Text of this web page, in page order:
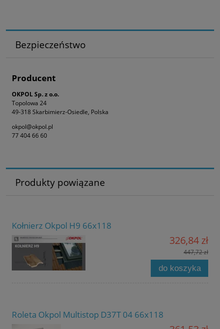
Bezpieczeństwo
Producent
OKPOL Sp. z o.o.
Topolowa 24
49-318 Skarbimierz-Osiedle, Polska
okpol@okpol.pl
77 404 66 60
Produkty powiązane
Kołnierz Okpol H9 66x118
326,84 zł
447,72 zł
do koszyka
Roleta Okpol Multistop D37T 04 66x118